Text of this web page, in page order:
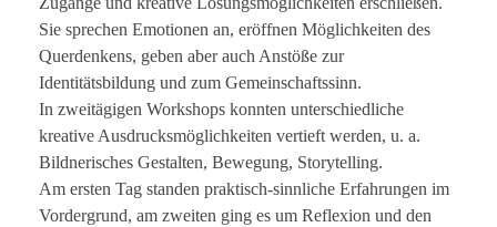
Sie sprechen Emotionen an, eröffnen Möglichkeiten des
Querdenkens, geben aber auch Anstöße zur
Identitätsbildung und zum Gemeinschaftssinn.
In zweitägigen Workshops konnten unterschiedliche
kreative Ausdrucksmöglichkeiten vertieft werden, u. a.
Bildnerisches Gestalten, Bewegung, Storytelling.
Am ersten Tag standen praktisch-sinnliche Erfahrungen im
Vordergrund, am zweiten ging es um Reflexion und den